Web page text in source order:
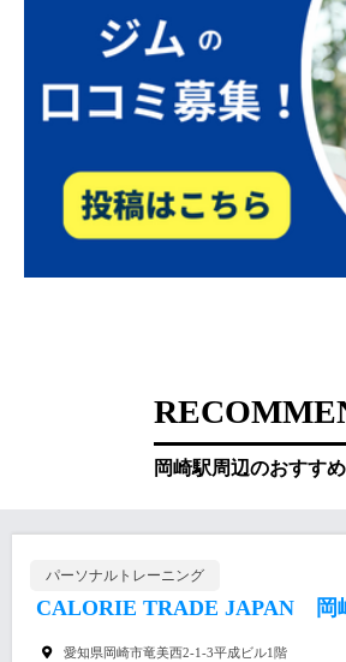
岡崎駅周辺のおすす
パーソナルトレーニング
CALORIE TRADE JAPAN 岡
愛知県岡崎市竜美西2-1-3平成ビル1階